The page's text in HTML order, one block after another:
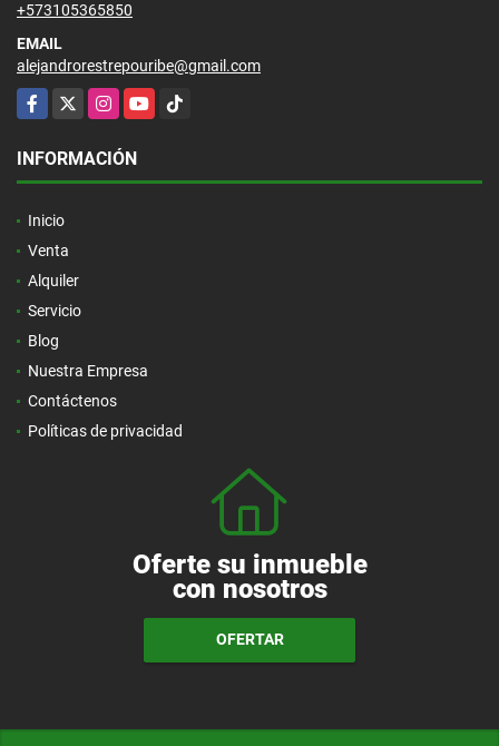
+573105365850
EMAIL
alejandrorestrepouribe@gmail.com
Facebook
X InstagramYouTubeTikTok
INFORMACIÓN
Inicio
Venta
Alquiler
Servicio
Blog
Nuestra Empresa
Contáctenos
Políticas de privacidad
Oferte su inmueble
con nosotros
OFERTAR